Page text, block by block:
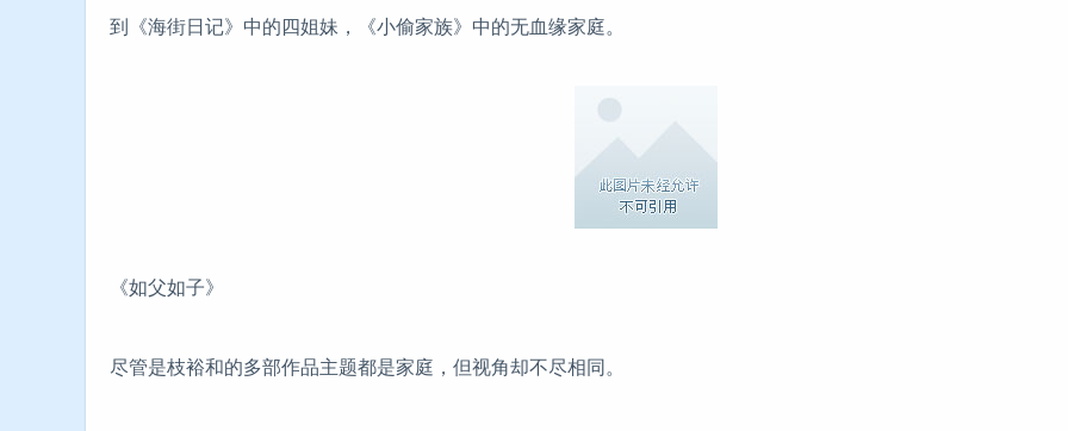
到《海街日记》中的四姐妹，《小偷家族》中的无血缘家庭。
《如父如子》
尽管是枝裕和的多部作品主题都是家庭，但视角却不尽相同。